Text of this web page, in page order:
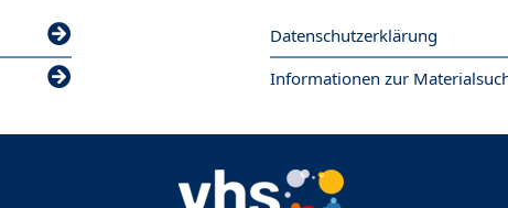
Datenschutzerklärung
Informationen zur